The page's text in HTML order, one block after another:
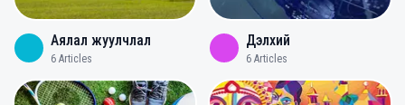
Аялал жуулчлал
6 Articles
Дэлхий
6 Articles